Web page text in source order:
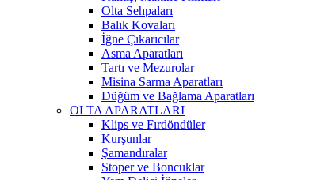
Olta Sehpaları
Balık Kovaları
İğne Çıkarıcılar
Asma Aparatları
Tartı ve Mezurolar
Misina Sarma Aparatları
Düğüm ve Bağlama Aparatları
OLTA APARATLARI
Klips ve Fırdöndüler
Kurşunlar
Şamandıralar
Stoper ve Boncuklar